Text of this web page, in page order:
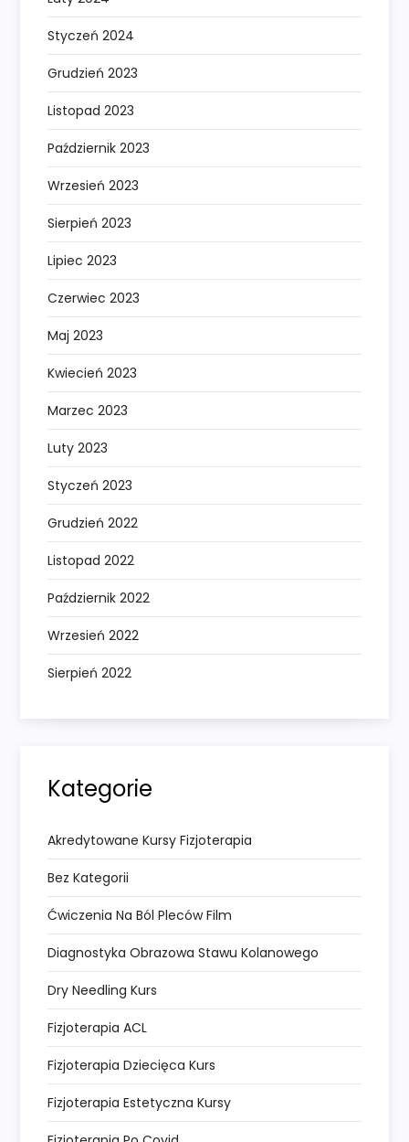
Styczeń 2024
Grudzień 2023
Listopad 2023
Październik 2023
Wrzesień 2023
Sierpień 2023
Lipiec 2023
Czerwiec 2023
Maj 2023
Kwiecień 2023
Marzec 2023
Luty 2023
Styczeń 2023
Grudzień 2022
Listopad 2022
Październik 2022
Wrzesień 2022
Sierpień 2022
Kategorie
Akredytowane Kursy Fizjoterapia
Bez Kategorii
Ćwiczenia Na Ból Pleców Film
Diagnostyka Obrazowa Stawu Kolanowego
Dry Needling Kurs
Fizjoterapia ACL
Fizjoterapia Dziecięca Kurs
Fizjoterapia Estetyczna Kursy